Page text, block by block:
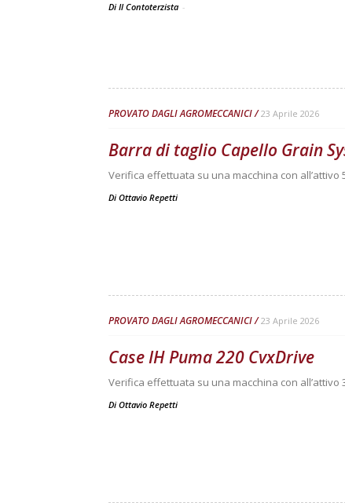
Di Il Contoterzista -
PROVATO DAGLI AGROMECCANICI 23 Aprile 2026
Barra di taglio Capello Grain
Verifica effettuata su una macchina con all’attivo
Di Ottavio Repetti
PROVATO DAGLI AGROMECCANICI 23 Aprile 2026
Case IH Puma 220 CvxDrive
Verifica effettuata su una macchina con all’attivo
Di Ottavio Repetti